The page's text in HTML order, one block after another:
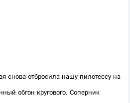
снова отбросила нашу пилотессу на
обгон кругового. Соперник